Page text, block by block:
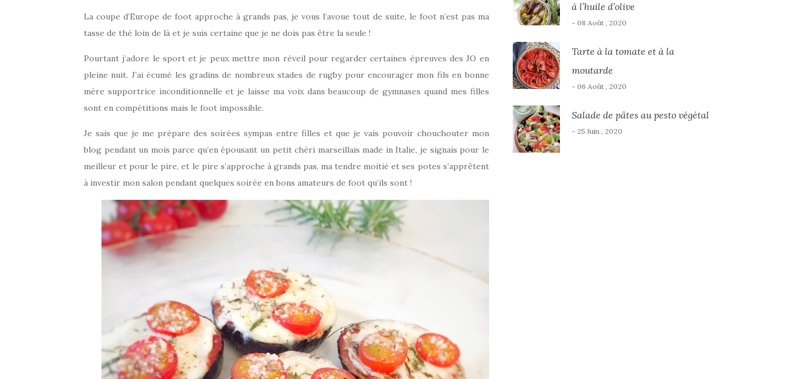
La coupe d’Europe de foot approche à grands pas, je vous l’avoue tout de suite, le foot n’est pas ma
tasse de thé loin de là et je suis certaine que je ne dois pas être la seule !
Pourtant j’adore le sport et je peux mettre mon réveil pour regarder certaines épreuves des JO en
pleine nuit. J’ai écumé les gradins de nombreux stades de rugby pour encourager mon fils en bonne
mère supportrice inconditionnelle et je laisse ma voix dans beaucoup de gymnases quand mes filles
sont en compétitions mais le foot impossible.
Je sais que je me prépare des soirées sympas entre filles et que je vais pouvoir chouchouter mon
blog pendant un mois parce qu’en épousant un petit chéri marseillais made in Italie, je signais pour le
meilleur et pour le pire, et le pire s’approche à grands pas, ma tendre moitié et ses potes s’apprêtent
à investir mon salon pendant quelques soirée en bons amateurs de foot qu’ils sont !
à l’huile d’olive
- 08 Août , 2020
Tarte à la tomate et à la
moutarde
- 06 Août , 2020
Salade de pâtes au pesto végétal
- 25 Juin , 2020